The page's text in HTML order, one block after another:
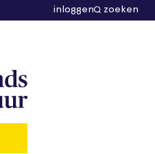
inloggen zoeken